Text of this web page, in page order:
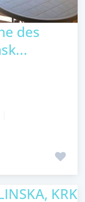
des
KRK